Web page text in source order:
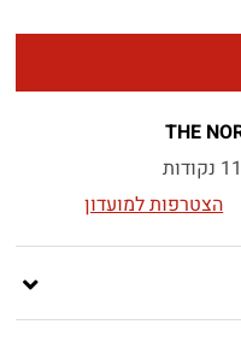
הצטרפות למועדון